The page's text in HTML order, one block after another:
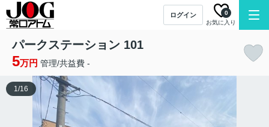
ログイン
お気に入り
0
パークステーション 101
5万円 管理/共益費 -
1/16